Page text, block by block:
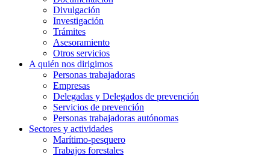
Divulgación
Investigación
Trámites
Asesoramiento
Otros servicios
A quién nos dirigimos
Personas trabajadoras
Empresas
Delegadas y Delegados de prevención
Servicios de prevención
Personas trabajadoras autónomas
Sectores y actividades
Marítimo-pesquero
Trabajos forestales